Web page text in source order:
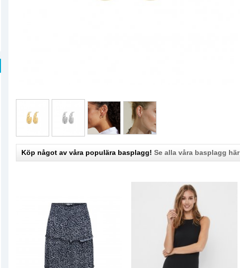
Köp något av våra populära basplagg! Se alla våra basplagg här